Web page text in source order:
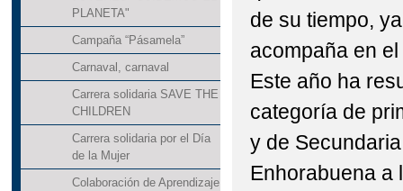
PLANETA"
Campaña “Pásamela”
Carnaval, carnaval
Carrera solidaria SAVE THE
CHILDREN
Carrera solidaria por el Día
de la Mujer
Colaboración de Aprendizaje
de su tiempo,
acompaña en
Este año ha
categoría de
y de
Enhorabuena a